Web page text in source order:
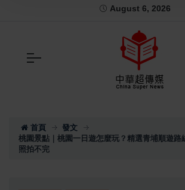
August 6, 2026
首頁
發文
桃園景點｜桃園一日遊怎麼玩？精選青埔順遊路
照拍不完